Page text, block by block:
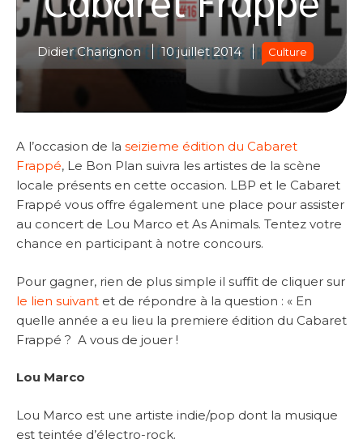
Didier Charignon 10 juillet 2014 Culture
A l’occasion de la seizieme édition du Cabaret
Frappé, Le Bon Plan suivra les artistes de la scène
locale présents en cette occasion. LBP et le Cabaret
Frappé vous offre également une place pour assister
au concert de Lou Marco et As Animals. Tentez votre
chance en participant à notre concours.
Pour gagner, rien de plus simple il suffit de cliquer sur
le lien suivant et de répondre à la question : « En
quelle année a eu lieu la premiere édition du Cabaret
Frappé ? A vous de jouer !
Lou Marco
Lou Marco est une artiste indie/pop dont la musique
est teintée d’électro-rock.